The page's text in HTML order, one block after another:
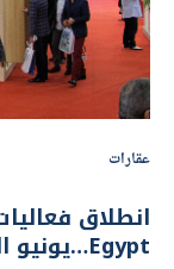
عقارات
Egypt…يونيو الجاري